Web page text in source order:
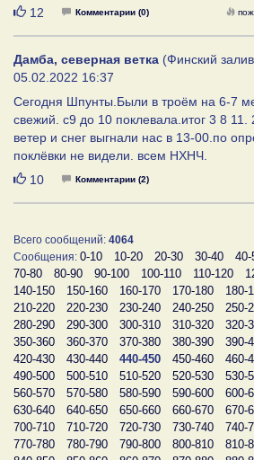
Нравится
12 Комментарии (0)
Дамба, северная ветка (Финский
05.02.2022 16:37
Сегодня Шпунты.Были в троём на 6-7
свежий. с9 до 10 поклевала.итог 3 8 11.
ветер и снег выгнали нас в 13-00.по
поклёвки не видели. всем НХНЧ.
Нравится
10 Комментарии (2)
Всего сообщений: 4064
Сообщения: 0-10 10-20 20-30 30-40 40-
70-80
80-90 90-100 100-110 110-120
140-150
150-160 160-170 170-180 180-
210-220
220-230 230-240 240-250 250-
280-290
290-300 300-310 310-320 320-
350-360
360-370 370-380 380-390 390-
420-430
430-440 440-450 450-460 460-
490-500
500-510 510-520 520-530 530-
560-570
570-580 580-590 590-600 600-
630-640
640-650 650-660 660-670 670-
700-710
710-720 720-730 730-740 740-
770-780
780-790 790-800 800-810 810-